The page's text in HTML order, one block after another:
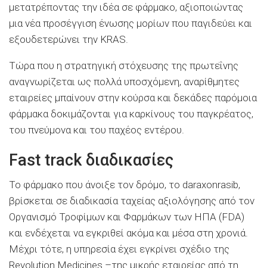
μετατρέποντας την ιδέα σε φάρμακο, αξιοποιώντας
μια νέα προσέγγιση ένωσης μορίων που παγιδεύει και
εξουδετερώνει την KRAS.
Τώρα που η στρατηγική στόχευσης της πρωτεΐνης
αναγνωρίζεται ως πολλά υποσχόμενη, αναρίθμητες
εταιρείες μπαίνουν στην κούρσα και δεκάδες παρόμοια
φάρμακα δοκιμάζονται για καρκίνους του παγκρέατος,
του πνεύμονα και του παχέος εντέρου.
Fast track διαδικασίες
Το φάρμακο που άνοιξε τον δρόμο, το daraxonrasib,
βρίσκεται σε διαδικασία ταχείας αξιολόγησης από τον
Οργανισμό Τροφίμων και Φαρμάκων των ΗΠΑ (FDA)
και ενδέχεται να εγκριθεί ακόμα και μέσα στη χρονιά.
Μέχρι τότε, η υπηρεσία έχει εγκρίνει σχέδιο της
Revolution Medicines –της μικρής εταιρείας από τη